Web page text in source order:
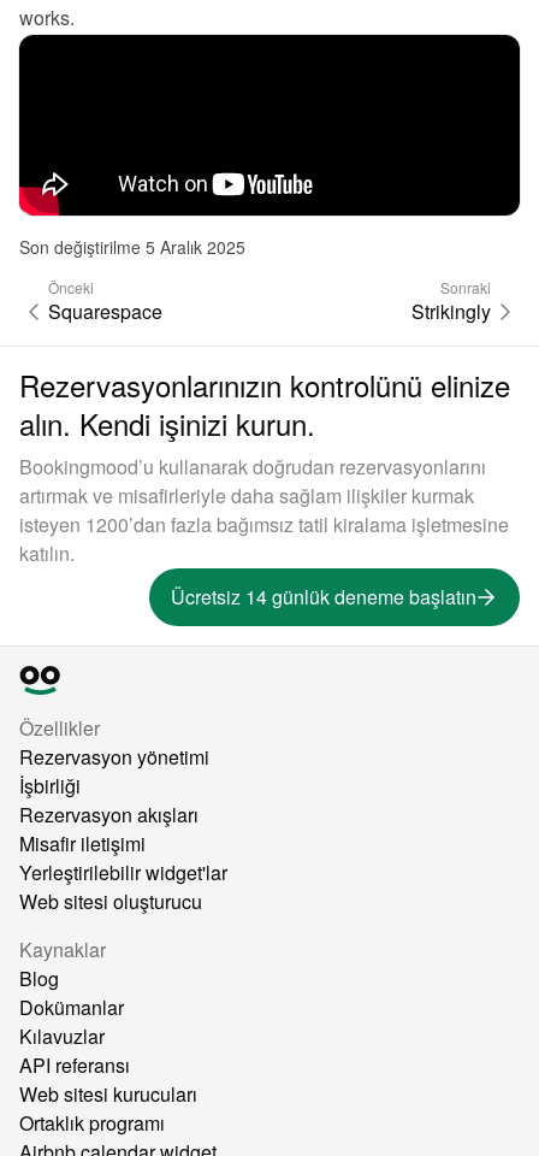
works.
Son değiştirilme 5 Aralık 2025
Önceki
Squarespace
Sonraki
Strikingly
Rezervasyonlarınızın kontrolünü elinize
alın. Kendi işinizi kurun.
Bookingmood’u kullanarak doğrudan rezervasyonlarını
artırmak ve misafirleriyle daha sağlam ilişkiler kurmak
isteyen 1200’dan fazla bağımsız tatil kiralama işletmesine
katılın.
Ücretsiz 14 günlük deneme başlatın
Özellikler
Rezervasyon yönetimi
İşbirliği
Rezervasyon akışları
Misafir iletişimi
Yerleştirilebilir widget'lar
Web sitesi oluşturucu
Kaynaklar
Blog
Dokümanlar
Kılavuzlar
API referansı
Web sitesi kurucuları
Ortaklık programı